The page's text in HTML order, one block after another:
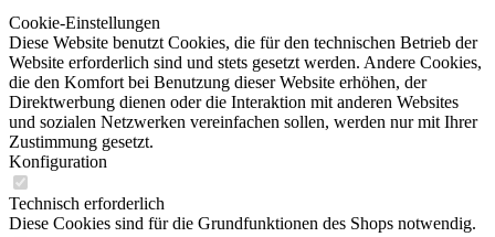
Cookie-Einstellungen
Diese Website benutzt Cookies, die für den technischen Betrieb der
Website erforderlich sind und stets gesetzt werden. Andere Cookies,
die den Komfort bei Benutzung dieser Website erhöhen, der
Direktwerbung dienen oder die Interaktion mit anderen Websites
und sozialen Netzwerken vereinfachen sollen, werden nur mit Ihrer
Zustimmung gesetzt.
Konfiguration
Technisch erforderlich
Diese Cookies sind für die Grundfunktionen des Shops notwendig.